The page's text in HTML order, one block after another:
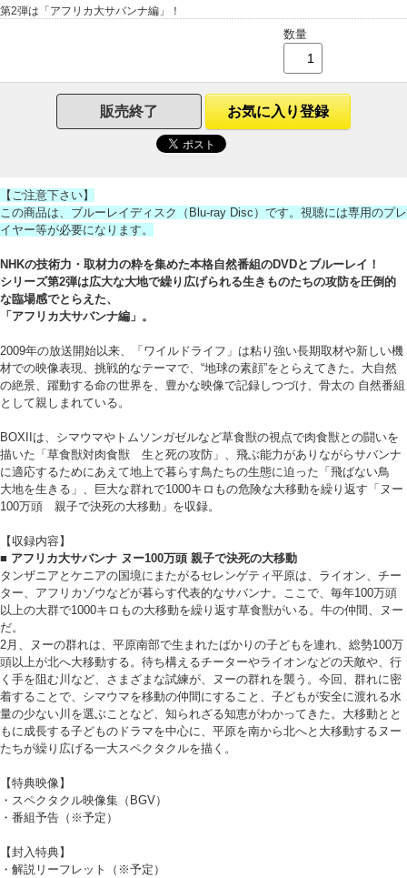
第2弾は「アフリカ大サバンナ編」！
数量
販売終了 お気に入り登録
【ご注意下さい】
この商品は、ブルーレイディスク（Blu-ray Disc）です。視聴には専用のプレ
イヤー等が必要になります。
NHKの技術力・取材力の粋を集めた本格自然番組のDVDとブルーレイ！
シリーズ第2弾は広大な大地で繰り広げられる生きものたちの攻防を圧倒的
な臨場感でとらえた、
「アフリカ大サバンナ編」。
2009年の放送開始以来、「ワイルドライフ」は粘り強い長期取材や新しい機
材での映像表現、挑戦的なテーマで、“地球の素顔”をとらえてきた。大自然
の絶景、躍動する命の世界を、豊かな映像で記録しつづけ、骨太の 自然番組
として親しまれている。
BOXIIは、シマウマやトムソンガゼルなど草食獣の視点で肉食獣との闘いを
描いた「草食獣対肉食獣 生と死の攻防」、飛ぶ能力がありながらサバンナ
に適応するためにあえて地上で暮らす鳥たちの生態に迫った「飛ばない鳥
大地を生きる」、巨大な群れで1000キロもの危険な大移動を繰り返す「ヌー
100万頭 親子で決死の大移動」を収録。
【収録内容】
■ アフリカ大サバンナ ヌー100万頭 親子で決死の大移動
タンザニアとケニアの国境にまたがるセレンゲティ平原は、ライオン、チー
ター、アフリカゾウなどが暮らす代表的なサバンナ。ここで、毎年100万頭
以上の大群で1000キロもの大移動を繰り返す草食獣がいる。牛の仲間、ヌー
だ。
2月、ヌーの群れは、平原南部で生まれたばかりの子どもを連れ、総勢100万
頭以上が北へ大移動する。待ち構えるチーターやライオンなどの天敵や、行
く手を阻む川など、さまざまな試練が、ヌーの群れを襲う。今回、群れに密
着することで、シマウマを移動の仲間にすること、子どもが安全に渡れる水
量の少ない川を選ぶことなど、知られざる知恵がわかってきた。大移動とと
もに成長する子どものドラマを中心に、平原を南から北へと大移動するヌー
たちが繰り広げる一大スペクタクルを描く。
【特典映像】
・スペクタクル映像集（BGV）
・番組予告（※予定）
【封入特典】
・解説リーフレット（※予定）